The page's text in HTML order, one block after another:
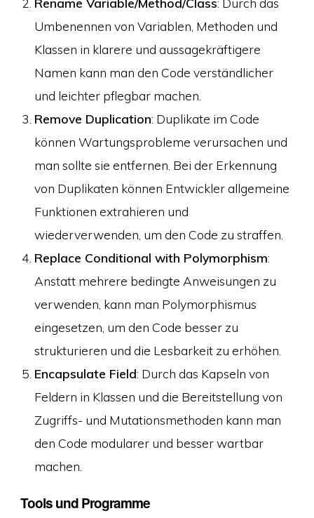
Umbenennen von Variablen, Methoden und
Klassen in klarere und aussagekräftigere
Namen kann man den Code verständlicher
und leichter pflegbar machen.
Remove Duplication: Duplikate im Code
können Wartungsprobleme verursachen und
man sollte sie entfernen. Bei der Erkennung
von Duplikaten können Entwickler allgemeine
Funktionen extrahieren und
wiederverwenden, um den Code zu straffen.
Replace Conditional with Polymorphism:
Anstatt mehrere bedingte Anweisungen zu
verwenden, kann man Polymorphismus
eingesetzen, um den Code besser zu
strukturieren und die Lesbarkeit zu erhöhen.
Encapsulate Field: Durch das Kapseln von
Feldern in Klassen und die Bereitstellung von
Zugriffs- und Mutationsmethoden kann man
den Code modularer und besser wartbar
machen.
Tools und Programme